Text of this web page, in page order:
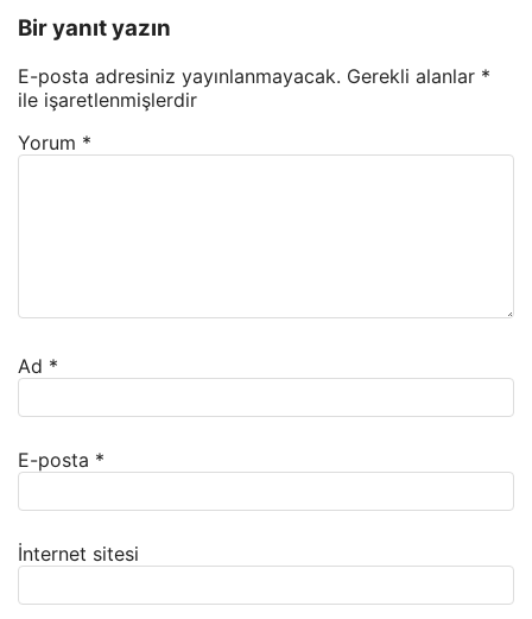
Bir yanıt yazın
E-posta adresiniz yayınlanmayacak. Gerekli alanlar *
ile işaretlenmişlerdir
Yorum *
Ad *
E-posta *
İnternet sitesi